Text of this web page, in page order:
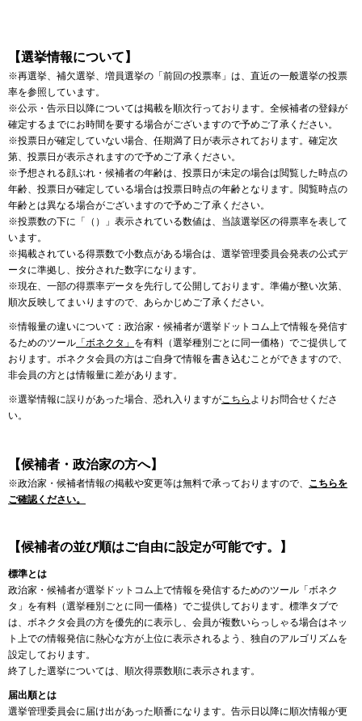
【選挙情報について】
※再選挙、補欠選挙、増員選挙の「前回の投票率」は、直近の一般選挙の投票
率を参照しています。
※公示・告示日以降については掲載を順次行っております。全候補者の登録が
確定するまでにお時間を要する場合がございますので予めご了承ください。
※投票日が確定していない場合、任期満了日が表示されております。確定次
第、投票日が表示されますので予めご了承ください。
※予想される顔ぶれ・候補者の年齢は、投票日が未定の場合は閲覧した時点の
年齢、投票日が確定している場合は投票日時点の年齢となります。閲覧時点の
年齢とは異なる場合がございますので予めご了承ください。
※投票数の下に「（）」表示されている数値は、当該選挙区の得票率を表して
います。
※掲載されている得票数で小数点がある場合は、選挙管理委員会発表の公式デ
ータに準拠し、按分された数字になります。
※現在、一部の得票率データを先行して公開しております。準備が整い次第、
順次反映してまいりますので、あらかじめご了承ください。
※情報量の違いについて：政治家・候補者が選挙ドットコム上で情報を発信す
るためのツール 「ボネクタ」 を有料（選挙種別ごとに同一価格）でご提供して
おります。ボネクタ会員の方はご自身で情報を書き込むことができますので、
非会員の方とは情報量に差があります。
※選挙情報に誤りがあった場合、恐れ入りますがこちら よりお問合せくださ
い。
【候補者・政治家の方へ】
※政治家・候補者情報の掲載や変更等は無料で承っておりますので、 こちらを
ご確認ください。
【候補者の並び順はご自由に設定が可能です。】
標準とは
政治家・候補者が選挙ドットコム上で情報を発信するためのツール「ボネク
タ」を有料（選挙種別ごとに同一価格）でご提供しております。標準タブで
は、ボネクタ会員の方を優先的に表示し、会員が複数いらっしゃる場合はネッ
ト上での情報発信に熱心な方が上位に表示されるよう、独自のアルゴリズムを
設定しております。
終了した選挙については、順次得票数順に表示されます。
届出順とは
選挙管理委員会に届け出があった順番になります。告示日以降に順次情報が更